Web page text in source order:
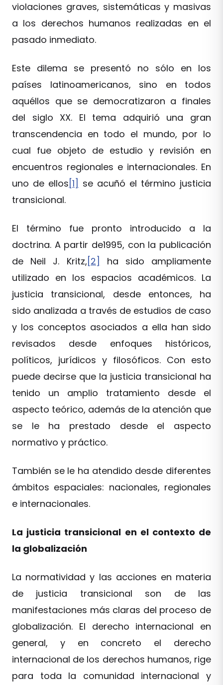
violaciones graves, sistemáticas y masivas
a los derechos humanos realizadas en el
pasado inmediato.
Este dilema se presentó no sólo en los
países latinoamericanos, sino en todos
aquéllos que se democratizaron a finales
del siglo XX. El tema adquirió una gran
transcendencia en todo el mundo, por lo
cual fue objeto de estudio y revisión en
encuentros regionales e internacionales. En
uno de ellos [1] se acuñó el término justicia
transicional.
El término fue pronto introducido a la
doctrina. A partir de1995, con la publicación
de Neil J. Kritz, [2]
ha sido ampliamente
utilizado en los espacios académicos. La
justicia transicional, desde entonces, ha
sido analizada a través de estudios de caso
y los conceptos asociados a ella han sido
revisados desde enfoques históricos,
políticos, jurídicos y filosóficos. Con esto
puede decirse que la justicia transicional ha
tenido un amplio tratamiento desde el
aspecto teórico, además de la atención que
se le ha prestado desde el aspecto
normativo y práctico.
También se le ha atendido desde diferentes
ámbitos espaciales: nacionales, regionales
e internacionales.
La justicia transicional en el contexto de
la globalización
La normatividad y las acciones en materia
de justicia transicional son de las
manifestaciones más claras del proceso de
globalización. El derecho internacional en
general, y en concreto el derecho
internacional de los derechos humanos, rige
para toda la comunidad internacional y